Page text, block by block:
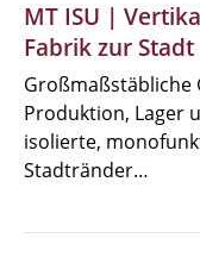
MT ISU |
Fabrik zur Stadt
Großmaßstäbliche
Produktion, Lager
isolierte,
Stadtränder…